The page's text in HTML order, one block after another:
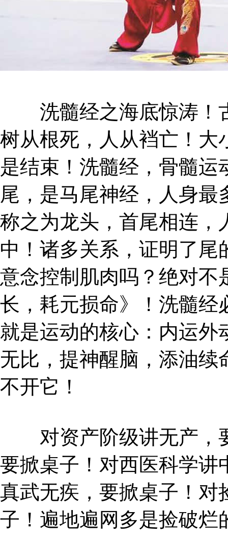
洗髓经之海底惊涛！
树从根死，人从裆亡！大
是结束！洗髓经，骨髓
尾，是马尾神经，人身
称之为龙头，首尾相连，
中！诸多关系，证明了
意念控制肌肉吗？绝对不
长，耗元损命》！洗髓经
就是运动的核心：内运外
无比，提神醒脑，添油
不开它！
对资产阶级讲无产，
要掀桌子！对西医科学讲
真武无疾，要掀桌子！对
子！遍地遍网多是捡破烂